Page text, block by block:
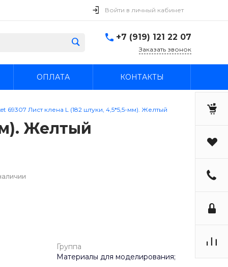
Войти в личный кабинет
+7 (919) 121 22 07
Заказать звонок
ОПЛАТА КОНТАКТЫ
69307 Лист клена L (182 штуки, 4,5*5,5-мм). Желтый
Желтый
Группа
Материалы для моделирования;